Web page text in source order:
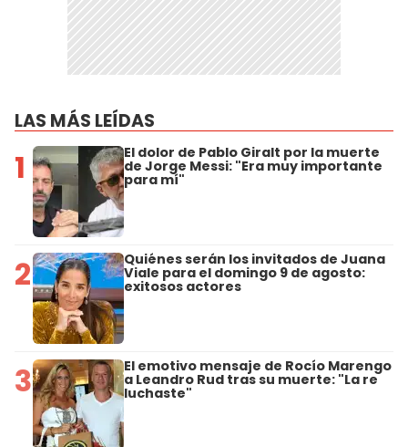
LAS MÁS LEÍDAS
1 El dolor de Pablo Giralt por la muerte
de Jorge Messi: "Era muy importante
para mí"
2 Quiénes serán los invitados de Juana
Viale para el domingo 9 de agosto:
exitosos actores
3 El emotivo mensaje de Rocío Marengo
a Leandro Rud tras su muerte: "La re
luchaste"